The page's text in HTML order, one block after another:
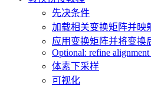
先决条件
加载相关变换矩阵并映
应用变换矩阵并将变换
Optional: refine
体素下采样
可视化